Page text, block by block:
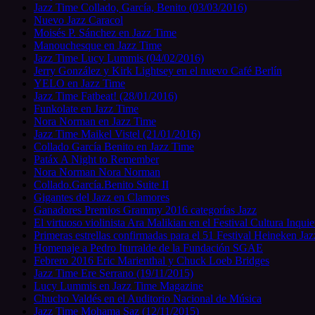
Jazz Time Collado, García, Benito (03/03/2016)
Nuevo Jazz Caracol
Moisés P. Sánchez en Jazz Time
Manouchesque en Jazz Time
Jazz Time Lucy Lummis (04/02/2016)
Jerry González y Kirk Lightsey en el nuevo Café Berlín
YELO en Jazz Time
Jazz Time Fatbeat! (28/01/2016)
Funkolate en Jazz Time
Nora Norman en Jazz Time
Jazz Time Maikel Vistel (21/01/2016)
Collado García Benito en Jazz Time
Patáx A Night to Remember
Nora Norman Nora Norman
Collado.García.Benito Suite II
Gigantes del Jazz en Clamores
Ganadores Premios Grammy 2016 categorías Jazz
El virtuoso violinista Ara Malikian en el Festival Cultura
Primeras estrellas confirmadas para el 51 Festival Heineken
Homenaje a Pedro Iturralde de la Fundación SGAE
Febrero 2016 Eric Marienthal y Chuck Loeb Bridges
Jazz Time Ere Serrano (19/11/2015)
Lucy Lummis en Jazz Time Magazine
Chucho Valdés en el Auditorio Nacional de Música
Jazz Time Mohama Saz (12/11/2015)